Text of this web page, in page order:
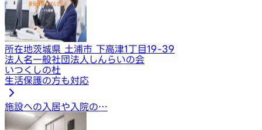
所在地茨城県 土浦市 下高津1丁目19-39
法人名一般社団法人しんらいの会
いつくしの杜
生活保護の方も対応
施設への入居や入院の…